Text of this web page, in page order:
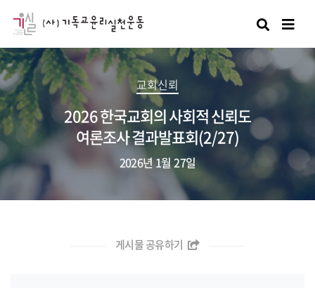
검색
교회신뢰
2026 한국교회의 사회적 신뢰도
여론조사 결과발표회(2/27)
2026년 1월 27일
게시물 공유하기